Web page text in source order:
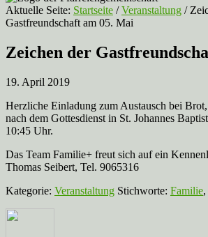
Aktuelle Seite: Startseite / Veranstaltung /
Gastfreundschaft am 05. Mai
Zeichen der
19. April 2019
Herzliche Einladung zum Austausch bei
nach dem Gottesdienst in St. Johannes
10:45 Uhr.
Das Team Familie+ freut sich auf ein
Thomas Seibert, Tel. 9065316
Kategorie: Veranstaltung Stichworte: Familie,